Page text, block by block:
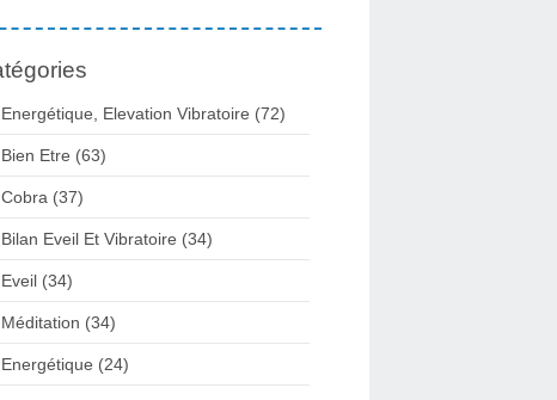
Energétique, Elevation Vibratoire (72)
Bien Etre (63)
Cobra (37)
Bilan Eveil Et Vibratoire (34)
Eveil (34)
Méditation (34)
Energétique (24)